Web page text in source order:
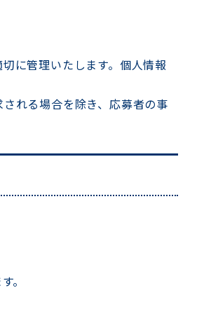
に管理いたします。個人情報
れる場合を除き、応募者の事
。